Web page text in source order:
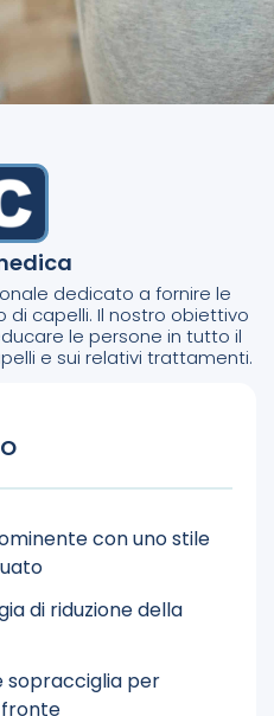
dedicato a fornire le
di capelli. Il nostro obiettivo
le persone in tutto il
e sui relativi trattamenti.
con uno stile
di riduzione della
sopracciglia per
fronte